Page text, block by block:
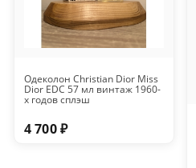
Одеколон Christian Dior Miss
Dior EDC 57 мл винтаж 1960-
х годов сплэш
4 700 ₽